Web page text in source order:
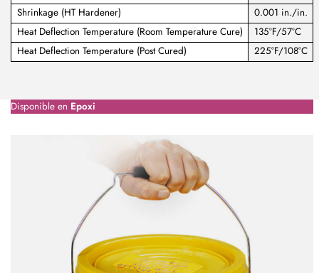
Shrinkage (HT Hardener)
0.001 in./in.
Heat Deflection Temperature (Room Temperature Cure)
135°F/57°C
Heat Deflection Temperature (Post Cured)
225°F/108°C
Disponible en Epoxi